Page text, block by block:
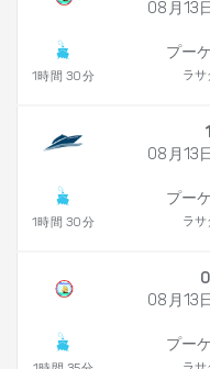
1時間 30分
08月13
プー
ラサ
1時間 30分
08月13
プー
ラサ
08月13
プー